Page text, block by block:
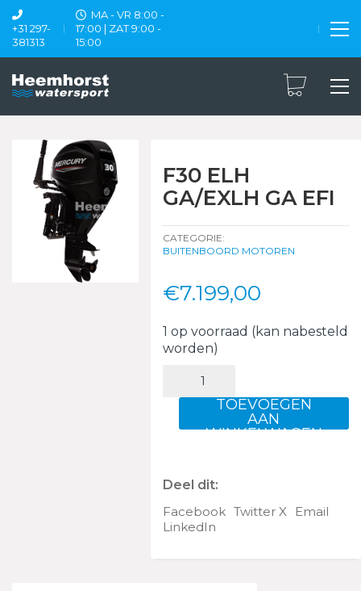
+31 297-
381313
MA - VR 8:00 -
17:00 | ZAT 9:00 -
15:00
F30 ELH
GA/EXLH GA EFI
CATEGORIE:
BUITENBOORD MOTOREN
€7.199,00
1 op voorraad (kan nabesteld
worden)
GA/EXLH
EFI
TOEVOEGEN
AAN
WINKELWAGEN
Deel dit:
Facebook Twitter X
Email
LinkedIn